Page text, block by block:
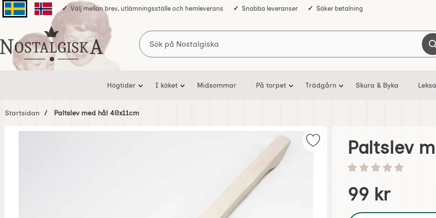
Svenska sidanNorska sidan
Välj mellan brev, utlämningsställe och hemleverans Snabba leveranser Säker betalning
Startsidan för Nostalgiska
Sök
Högtider I köket Midsommar På torpet Trädgårn Skura & Byka
Startsidan Paltslev med hål 40x11cm
Hoppa
Markera paltslev med hål
Paltslev
Betyg: 0 stjärnor av 5
Handla denna produkt
pris
99 kr